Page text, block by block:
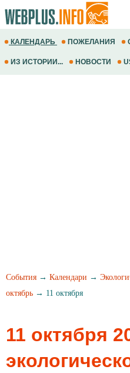
КАЛЕНДАРЬ ПОЖЕЛАНИЯ
ИЗ ИСТОРИИ... НОВОСТИ
События → Календари →
октябрь → 11 октября
11 октября